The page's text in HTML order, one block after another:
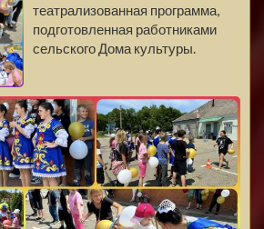
театрализованная программа,
подготовленная работниками
сельского Дома культуры.